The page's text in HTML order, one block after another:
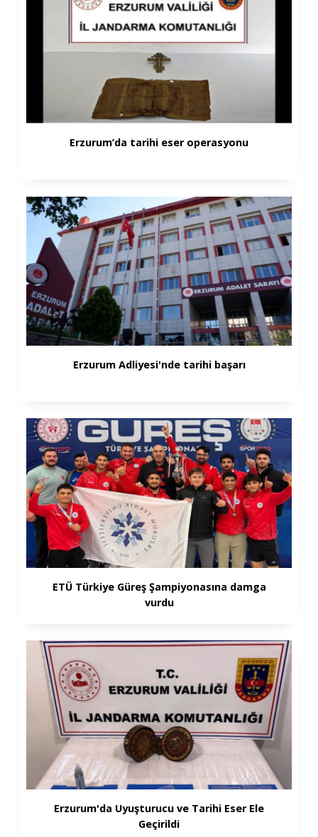
Erzurum’da tarihi eser operasyonu
Erzurum Adliyesi'nde tarihi başarı
ETÜ Türkiye Güreş Şampiyonasına damga
vurdu
Erzurum'da Uyuşturucu ve Tarihi Eser Ele
Geçirildi